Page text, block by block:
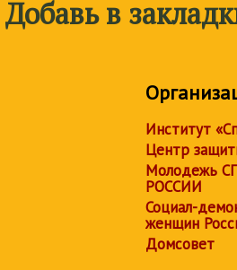
Добавь в
Институт
Центр
Молодежь
РОССИИ
Социал-
женщин
Домсовет